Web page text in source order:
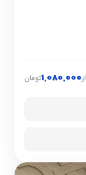
از1,080,000تومان